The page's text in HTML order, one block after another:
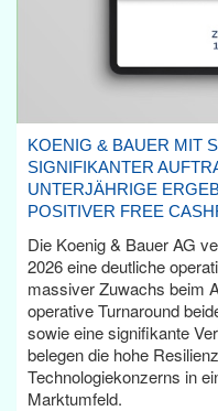
KOENIG & BAUER MIT
SIGNIFIKANTER
UNTERJÄHRIGE
POSITIVER FREE
Die Koenig & Bauer AG
2026 eine deutliche
massiver Zuwachs beim
operative Turnaround
sowie eine signifikante
belegen die hohe
Technologiekonzerns in
Marktumfeld.